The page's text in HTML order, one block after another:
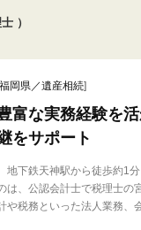
）
福岡県／遺産相続]
富な実務経験を
をサポート
地下鉄天神駅から徒歩約1
は、公認会計士で税理士の
や税務といった法人業務、